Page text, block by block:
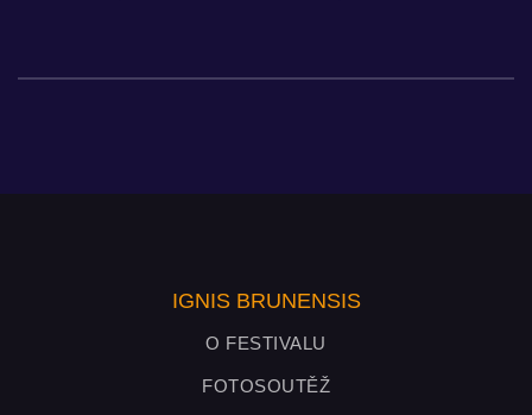
IGNIS BRUNENSIS
O FESTIVALU
FOTOSOUTĚŽ